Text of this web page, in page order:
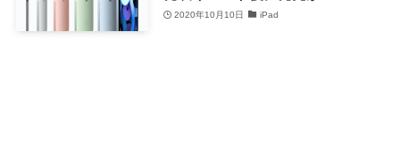
2020年10月10日 iPad